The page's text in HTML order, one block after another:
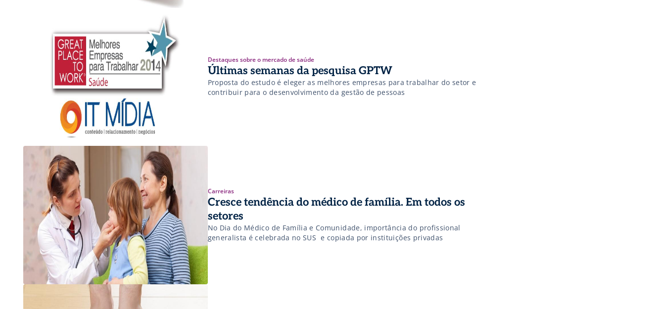
Destaques sobre o mercado de saúde
Últimas semanas da pesquisa GPTW
Proposta do estudo é eleger as melhores empresas para trabalhar do setor e
contribuir para o desenvolvimento da gestão de pessoas
Carreiras
Cresce tendência do médico de família. Em todos os
setores
No Dia do Médico de Família e Comunidade, importância do profissional
generalista é celebrada no SUS  e copiada por instituições privadas